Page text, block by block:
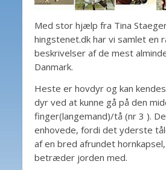
Med stor hjælp fra Tina
hingstenet.dk har vi samlet en
beskrivelser af de mest
Danmark.
Heste er hovdyr og kan
dyr ved at kunne gå på den
finger(langemand)/tå (nr 3 ).
enhovede, fordi det yderste
af en bred afrundet
betræder jorden med.